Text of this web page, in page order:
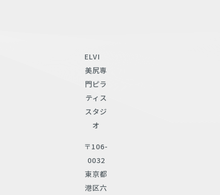
ELVI
美尻専
門ピラ
ティス
スタジ
オ
〒106-
0032
東京都
港区六